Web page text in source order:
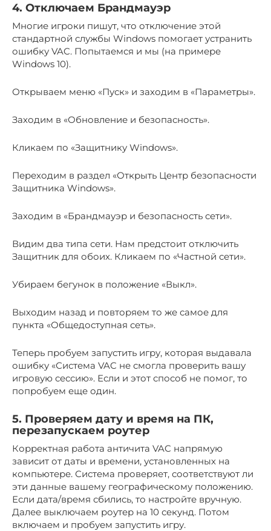
4. Отключаем Брандмауэр
Многие игроки пишут, что отключение этой
стандартной службы Windows помогает устранить
ошибку VAC. Попытаемся и мы (на примере
Windows 10).
Открываем меню «Пуск» и заходим в «Параметры».
Заходим в «Обновление и безопасность».
Кликаем по «Защитнику Windows».
Переходим в раздел «Открыть Центр безопасности
Защитника Windows».
Заходим в «Брандмауэр и безопасность сети».
Видим два типа сети. Нам предстоит отключить
Защитник для обоих. Кликаем по «Частной сети».
Убираем бегунок в положение «Выкл».
Выходим назад и повторяем то же самое для
пункта «Общедоступная сеть».
Теперь пробуем запустить игру, которая выдавала
ошибку «Система VAC не смогла проверить вашу
игровую сессию». Если и этот способ не помог, то
попробуем еще один.
5. Проверяем дату и время на ПК,
перезапускаем роутер
Корректная работа античита VAC напрямую
зависит от даты и времени, установленных на
компьютере. Система проверяет, соответствуют ли
эти данные вашему географическому положению.
Если дата/время сбились, то настройте вручную.
Далее выключаем роутер на 10 секунд. Потом
включаем и пробуем запустить игру.